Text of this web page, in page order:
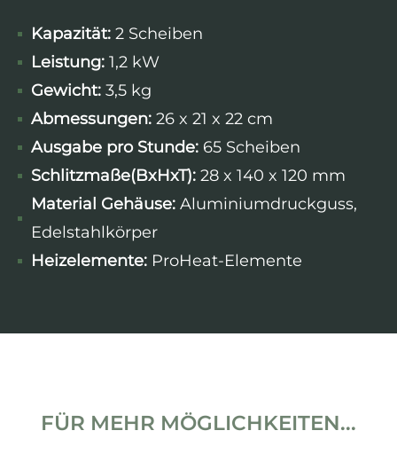
Kapazität: 2 Scheiben
Leistung: 1,2 kW
Gewicht: 3,5 kg
Abmessungen: 26 x 21 x 22 cm
Ausgabe pro Stunde: 65 Scheiben
Schlitzmaße(BxHxT): 28 x 140 x 120 mm
Material Gehäuse: Aluminiumdruckguss,
Edelstahlkörper
Heizelemente: ProHeat-Elemente
FÜR MEHR MÖGLICHKEITEN...